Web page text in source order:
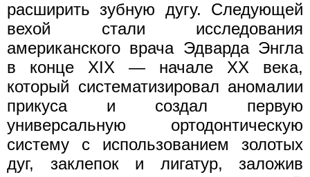
расширить зубную дугу. Следующей
вехой стали исследования
американского врача Эдварда Энгла
в конце XIX — начале XX века,
который систематизировал аномалии
прикуса и создал первую
универсальную ортодонтическую
систему с использованием золотых
дуг, заклепок и лигатур, заложив